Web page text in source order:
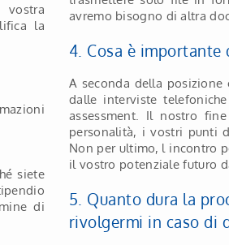
vostra
la
siete
di
avremo bisogno di altra
4. Cosa è
A seconda della
dalle interviste
assessment. Il nostro
personalità, i vostri punti
Non per ultimo, l incontro
il vostro potenziale futuro
5. Quanto dura la
rivolgermi in caso di